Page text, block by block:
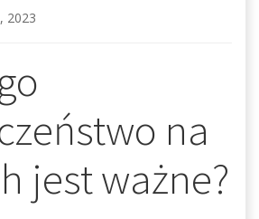
2023
na
jest ważne?